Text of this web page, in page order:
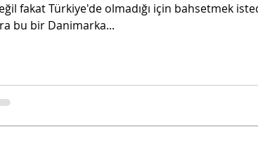
fakat Türkiye'de olmadığı için bahsetmek
bu bir Danimarka...